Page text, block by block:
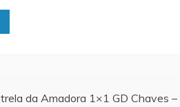
da Amadora 1×1 GD Chaves –